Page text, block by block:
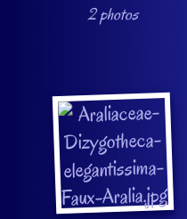
2 photos